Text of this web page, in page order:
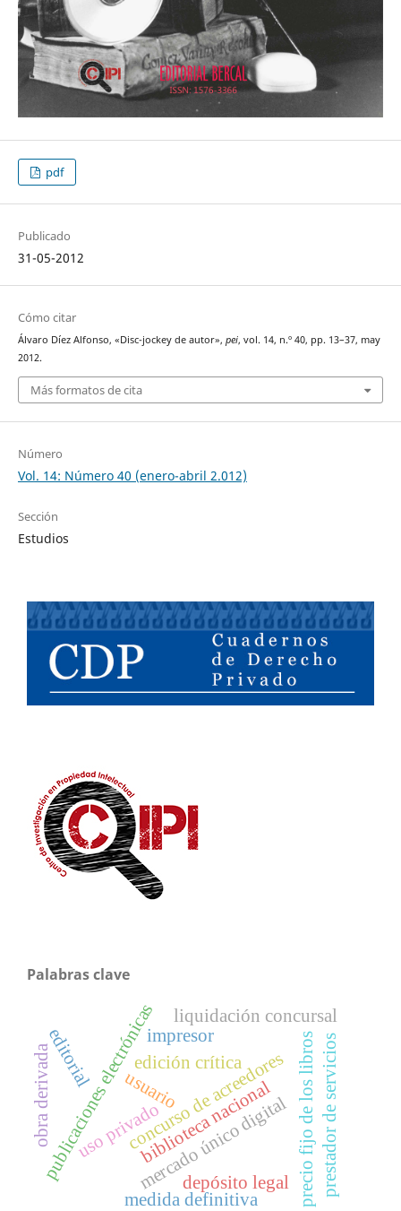
pdf
Publicado
31-05-2012
Cómo citar
Álvaro Díez Alfonso, «Disc-jockey de autor», pei, vol. 14, n.º 40, pp. 13–37, may
2012.
Más formatos de cita
Número
Vol. 14: Número 40 (enero-abril 2.012)
Sección
Estudios
Palabras clave
edición crítica
concurso de acreedores
biblioteca nacional
publicaciones electrónicas
editorial impresor
liquidación concursal
precio fijo de los libros
mercado único digital
depósito legal prestador de servicios
usuario
uso privado
obra derivada
medida definitiva